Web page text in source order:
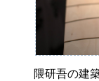
隈研吾の建